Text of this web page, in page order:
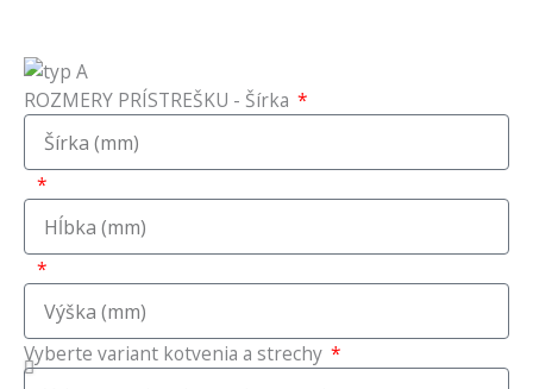
a
c
e
b
o
o
s
t
a
g
r
o
n
e
-
a
ROZMERY PRÍSTREŠKU - Šírka
Vyberte variant kotvenia a strechy